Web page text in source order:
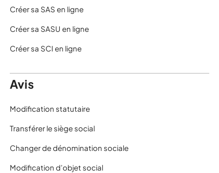
Créer sa SAS en ligne
Créer sa SASU en ligne
Créer sa SCI en ligne
Avis
Modification statutaire
Transférer le siège social
Changer de dénomination sociale
Modification d’objet social